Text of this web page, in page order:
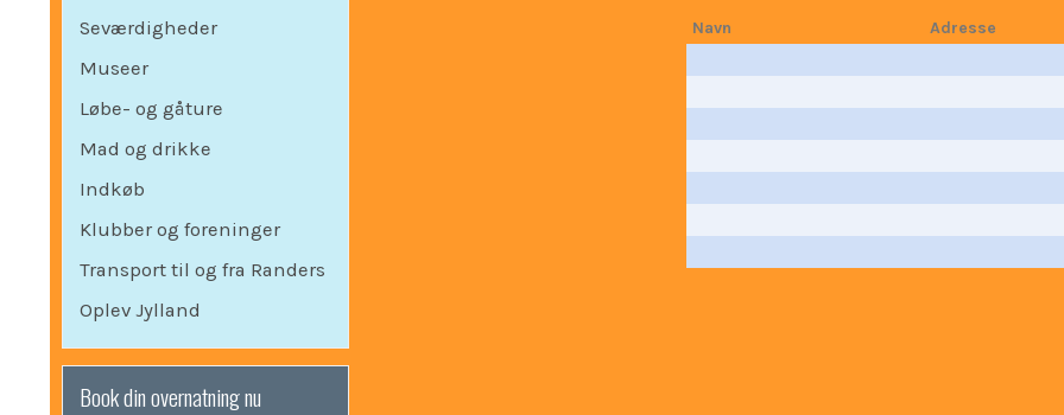
Seværdigheder
Museer
Løbe- og gåture
Mad og drikke
Indkøb
Klubber og foreninger
Transport til og fra Randers
Oplev Jylland
Book din overnatning nu
Navn Adresse